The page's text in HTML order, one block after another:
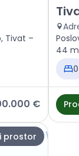
Ostalo
Tivat –
€
44
0
prostor